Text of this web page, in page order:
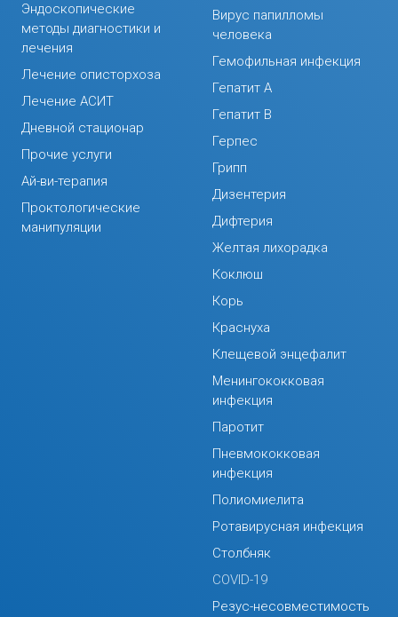
Эндоскопические
методы диагностики и
лечения
Лечение описторхоза
Лечение АСИТ
Дневной стационар
Прочие услуги
Ай-ви-терапия
Проктологические
манипуляции
Вирус папилломы
человека
Гемофильная инфекция
Гепатит А
Гепатит В
Герпес
Грипп
Дизентерия
Дифтерия
Желтая лихорадка
Коклюш
Корь
Краснуха
Клещевой энцефалит
Менингококковая
инфекция
Паротит
Пневмококковая
инфекция
Полиомиелита
Ротавирусная инфекция
Столбняк
COVID-19
Резус-несовместимость